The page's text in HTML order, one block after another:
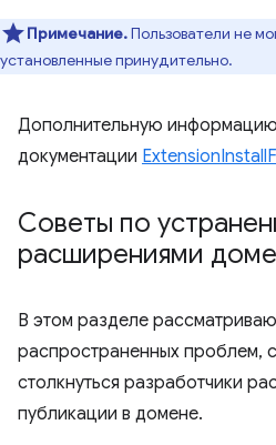
Примечание.Пользователи не
установленные принудительно.
Дополнительную
документации
Советы по
расширениями
В этом разделе
распространенных проблем,
столкнуться разработчики
публикации в домене.